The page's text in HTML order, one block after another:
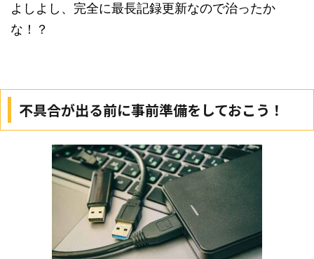
よしよし、完全に最長記録更新なので治ったか
な！？
不具合が出る前に事前準備をしておこう！